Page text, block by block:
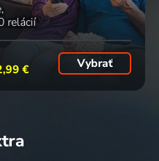
relácií
€ Vybrať